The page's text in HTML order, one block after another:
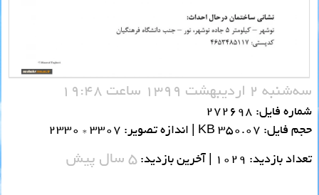
سه‌شنبه 2 اردیبهشت 1399 ساعت 19:48
شماره فایل: 272698
حجم فایل: 350.07 KB | اندازه تصویر: 3307 * 2330
تعداد بازدید: 1029 | آخرین بازدید:
5 سال پیش